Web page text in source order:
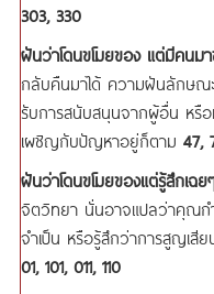
303, 330
ฝันว่าโดนขโมยของ แต่มีคนม
กลับคืนมาได้ ความฝันลักษณะ
รับการสนับสนุนจากผู้อื่น หรื
เผชิญกับปัญหาอยู่ก็ตาม 47,
ฝันว่าโดนขโมยของแต่รู้สึกเฉย
จิตวิทยา นั่นอาจแปลว่าคุณก
จำเป็น หรือรู้สึกว่าการสูญเสีย
01, 101, 011, 110